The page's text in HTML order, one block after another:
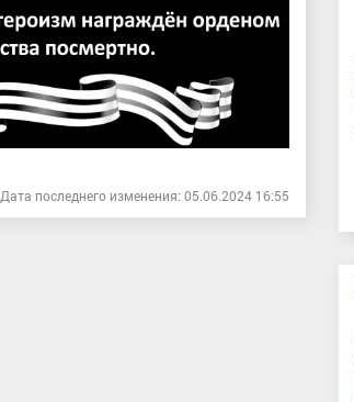
Дата последнего изменения: 05.06.2024 16:55